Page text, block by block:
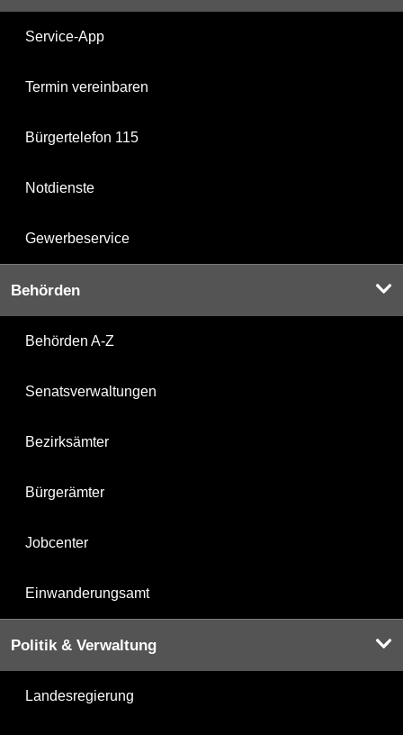
Service-App
Termin vereinbaren
Bürgertelefon 115
Notdienste
Gewerbeservice
Behörden
Behörden A-Z
Senatsverwaltungen
Bezirksämter
Bürgerämter
Jobcenter
Einwanderungsamt
Politik & Verwaltung
Landesregierung